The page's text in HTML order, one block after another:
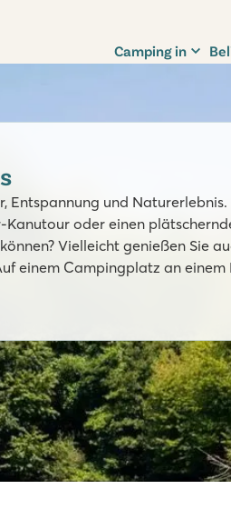
Camping in
Entspannung und Naturerlebnis.
Kanutour oder einen
Vielleicht genießen Sie
einem Campingplatz an einem